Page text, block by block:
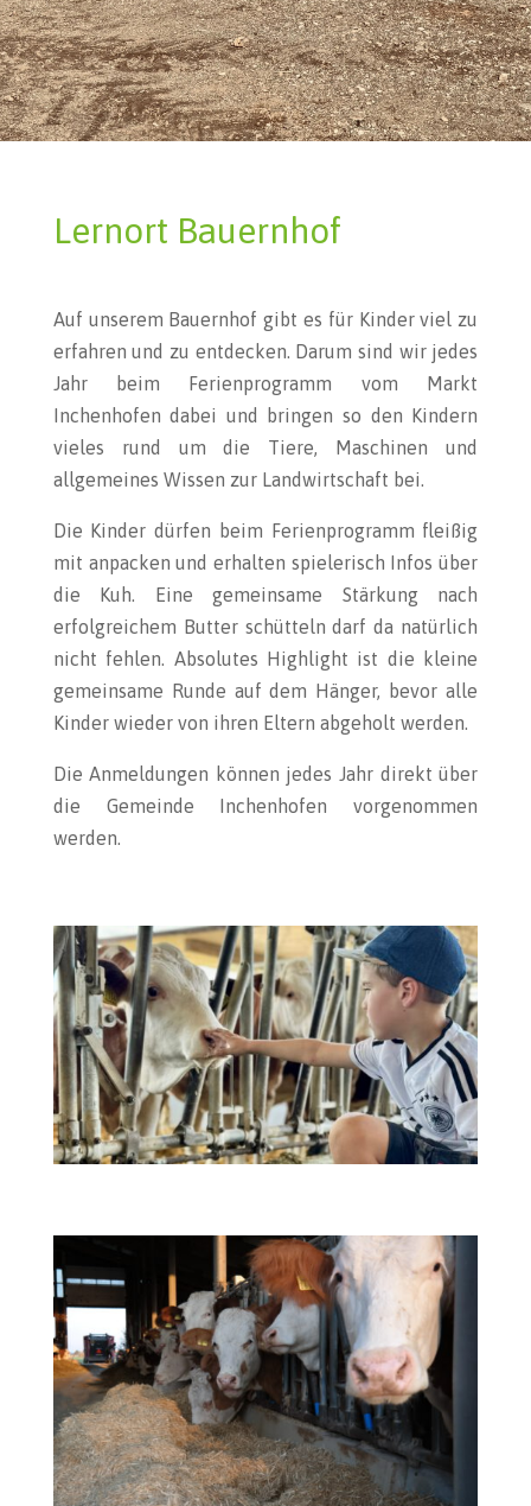
Lernort Bauernhof
Auf unserem Bauernhof gibt es für Kinder viel zu
erfahren und zu entdecken. Darum sind wir jedes
Jahr beim Ferienprogramm vom Markt
Inchenhofen dabei und bringen so den Kindern
vieles rund um die Tiere, Maschinen und
allgemeines Wissen zur Landwirtschaft bei.
Die Kinder dürfen beim Ferienprogramm fleißig
mit anpacken und erhalten spielerisch Infos über
die Kuh. Eine gemeinsame Stärkung nach
erfolgreichem Butter schütteln darf da natürlich
nicht fehlen. Absolutes Highlight ist die kleine
gemeinsame Runde auf dem Hänger, bevor alle
Kinder wieder von ihren Eltern abgeholt werden.
Die Anmeldungen können jedes Jahr direkt über
die Gemeinde Inchenhofen vorgenommen
werden.